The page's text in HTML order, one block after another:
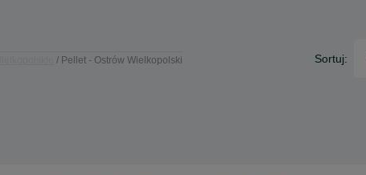
Pellet - Ostrów Wielkopolski Sortuj: